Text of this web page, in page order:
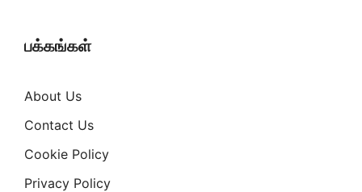
பக்கங்கள்
About Us
Contact Us
Cookie Policy
Privacy Policy